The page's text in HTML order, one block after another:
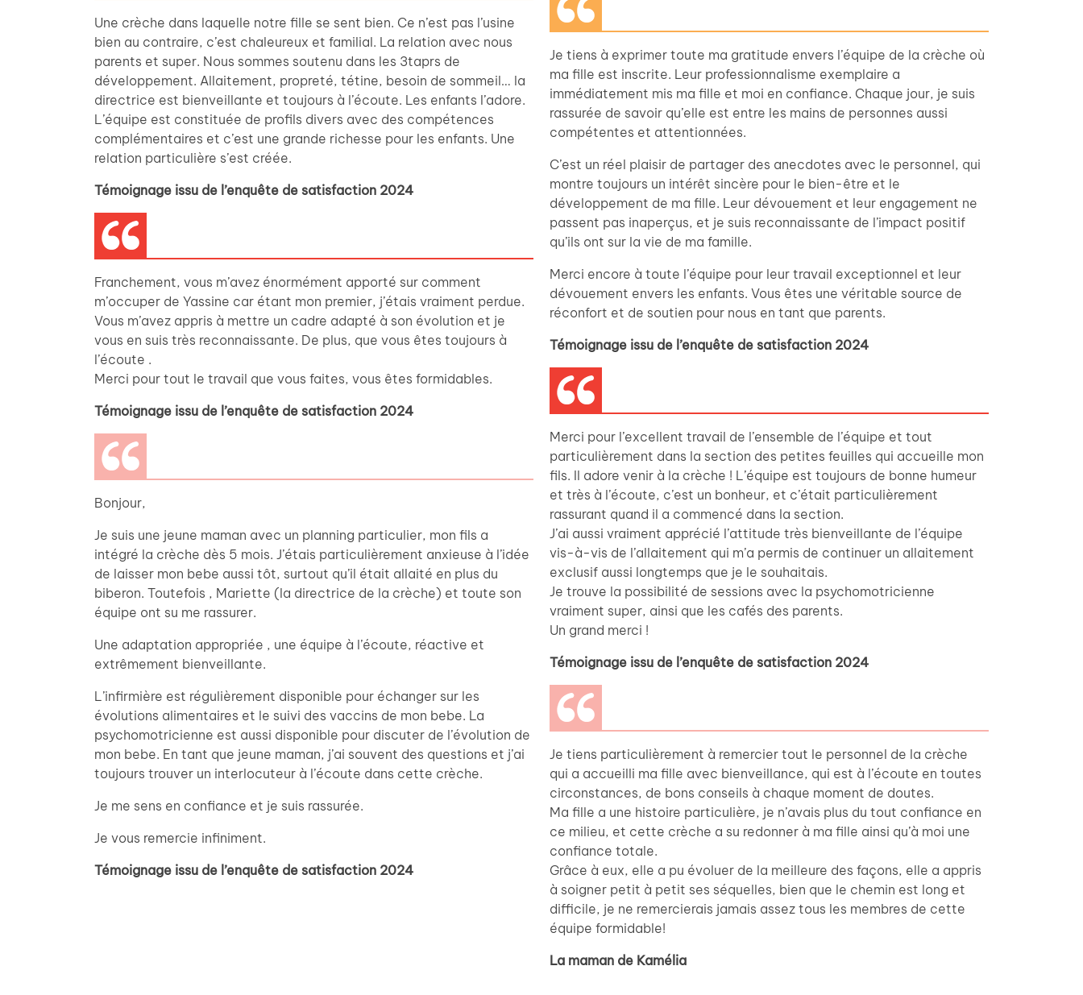
Une crèche dans laquelle notre fille se sent bien. Ce n’est pas l’usine
bien au contraire, c’est chaleureux et familial. La relation avec nous
parents et super. Nous sommes soutenu dans les 3taprs de
développement. Allaitement, propreté, tétine, besoin de sommeil… la
directrice est bienveillante et toujours à l’écoute. Les enfants l’adore.
L’équipe est constituée de profils divers avec des compétences
complémentaires et c’est une grande richesse pour les enfants. Une
relation particulière s’est créée.
Témoignage issu de l’enquête de satisfaction 2024
Franchement, vous m’avez énormément apporté sur comment
m’occuper de Yassine car étant mon premier, j’étais vraiment perdue.
Vous m’avez appris à mettre un cadre adapté à son évolution et je
vous en suis très reconnaissante. De plus, que vous êtes toujours à
l’écoute .
Merci pour tout le travail que vous faites, vous êtes formidables.
Témoignage issu de l’enquête de satisfaction 2024
Bonjour,
Je suis une jeune maman avec un planning particulier, mon fils a
intégré la crèche dès 5 mois. J’étais particulièrement anxieuse à l’idée
de laisser mon bebe aussi tôt, surtout qu’il était allaité en plus du
biberon. Toutefois , Mariette (la directrice de la crèche) et toute son
équipe ont su me rassurer.
Une adaptation appropriée , une équipe à l’écoute, réactive et
extrêmement bienveillante.
L’infirmière est régulièrement disponible pour échanger sur les
évolutions alimentaires et le suivi des vaccins de mon bebe. La
psychomotricienne est aussi disponible pour discuter de l’évolution de
mon bebe. En tant que jeune maman, j’ai souvent des questions et j’ai
toujours trouver un interlocuteur à l’écoute dans cette crèche.
Je me sens en confiance et je suis rassurée.
Je vous remercie infiniment.
Témoignage issu de l’enquête de satisfaction 2024
Je tiens à exprimer toute ma gratitude envers l’équipe de la crèche où
ma fille est inscrite. Leur professionnalisme exemplaire a
immédiatement mis ma fille et moi en confiance. Chaque jour, je suis
rassurée de savoir qu’elle est entre les mains de personnes aussi
compétentes et attentionnées.
C’est un réel plaisir de partager des anecdotes avec le personnel, qui
montre toujours un intérêt sincère pour le bien-être et le
développement de ma fille. Leur dévouement et leur engagement ne
passent pas inaperçus, et je suis reconnaissante de l’impact positif
qu’ils ont sur la vie de ma famille.
Merci encore à toute l’équipe pour leur travail exceptionnel et leur
dévouement envers les enfants. Vous êtes une véritable source de
réconfort et de soutien pour nous en tant que parents.
Témoignage issu de l’enquête de satisfaction 2024
Merci pour l’excellent travail de l’ensemble de l’équipe et tout
particulièrement dans la section des petites feuilles qui accueille mon
fils. Il adore venir à la crèche ! L’équipe est toujours de bonne humeur
et très à l’écoute, c’est un bonheur, et c’était particulièrement
rassurant quand il a commencé dans la section.
J’ai aussi vraiment apprécié l’attitude très bienveillante de l’équipe
vis-à-vis de l’allaitement qui m’a permis de continuer un allaitement
exclusif aussi longtemps que je le souhaitais.
Je trouve la possibilité de sessions avec la psychomotricienne
vraiment super, ainsi que les cafés des parents.
Un grand merci !
Témoignage issu de l’enquête de satisfaction 2024
Je tiens particulièrement à remercier tout le personnel de la crèche
qui a accueilli ma fille avec bienveillance, qui est à l’écoute en toutes
circonstances, de bons conseils à chaque moment de doutes.
Ma fille a une histoire particulière, je n’avais plus du tout confiance en
ce milieu, et cette crèche a su redonner à ma fille ainsi qu’à moi une
confiance totale.
Grâce à eux, elle a pu évoluer de la meilleure des façons, elle a appris
à soigner petit à petit ses séquelles, bien que le chemin est long et
difficile, je ne remercierais jamais assez tous les membres de cette
équipe formidable!
La maman de Kamélia